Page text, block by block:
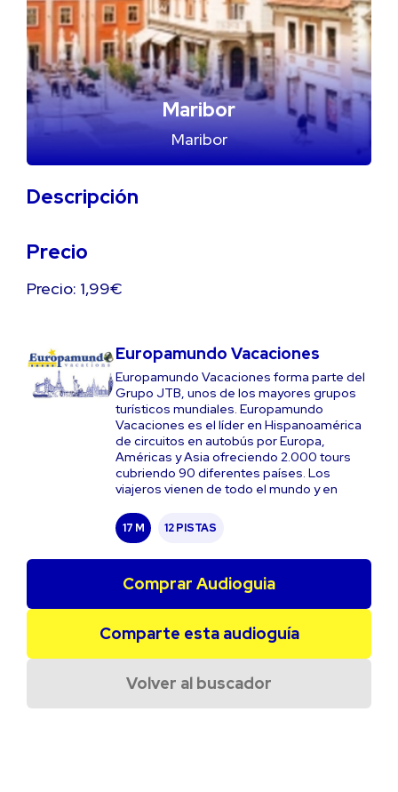
Maribor
Maribor
Descripción
Precio
Precio: 1,99€
Europamundo Vacaciones
Europamundo Vacaciones forma parte del
Grupo JTB, unos de los mayores grupos
turísticos mundiales. Europamundo
Vacaciones es el líder en Hispanoamérica
de circuitos en autobús por Europa,
Américas y Asia ofreciendo 2.000 tours
cubriendo 90 diferentes países. Los
viajeros vienen de todo el mundo y en
17 M 12 PISTAS
Comprar Audioguia
Comparte esta audioguía
Volver al buscador